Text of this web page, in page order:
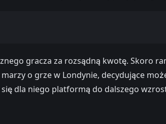
gracza za rozsądną kwotę. Skoro
o grze w Londynie, decydujące
dla niego platformą do dalszego